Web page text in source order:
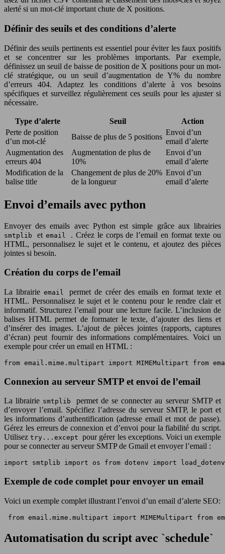
alerté si un mot-clé important chute de X positions.
Définir des seuils et des conditions d’alerte
Définir des seuils pertinents est essentiel pour éviter les faux positifs
et se concentrer sur les problèmes importants. Par exemple,
définissez un seuil de baisse de position de X positions pour un mot-
clé stratégique, ou un seuil d’augmentation de Y% du nombre
d’erreurs 404. Adaptez les conditions d’alerte à vos besoins
spécifiques et surveillez régulièrement ces seuils pour les ajuster si
nécessaire.
Type d’alerte Seuil
Action
Perte de position
d’un mot-clé
Baisse de plus de 5 positions
Envoi d’un
email d’alerte
Augmentation des
erreurs 404
Augmentation de plus de
10%
Envoi d’un
email d’alerte
Modification de la
balise title
Changement de plus de 20%
de la longueur
Envoi d’un
email d’alerte
Envoi d’emails avec python
Envoyer des emails avec Python est simple grâce aux librairies
smtplib et email . Créez le corps de l’email en format texte ou
HTML, personnalisez le sujet et le contenu, et ajoutez des pièces
jointes si besoin.
Création du corps de l’email
La librairie email permet de créer des emails en format texte et
HTML. Personnalisez le sujet et le contenu pour le rendre clair et
informatif. Structurez l’email pour une lecture facile. L’inclusion de
balises HTML permet de formater le texte, d’ajouter des liens et
d’insérer des images. L’ajout de pièces jointes (rapports, captures
d’écran) peut fournir des informations complémentaires. Voici un
exemple pour créer un email en HTML :
from email.mime.multipart import MIMEMultipart from
Connexion au serveur SMTP et envoi de l’email
La librairie smtplib permet de se connecter au serveur SMTP et
d’envoyer l’email. Spécifiez l’adresse du serveur SMTP, le port et
les informations d’authentification (adresse email et mot de passe).
Gérez les erreurs de connexion et d’envoi pour la fiabilité du script.
Utiliseztry...exceptpour gérer les exceptions. Voici un exemple
pour se connecter au serveur SMTP de Gmail et envoyer l’email :
import smtplib import os from dotenv import load_dotenv
Exemple de code complet pour envoyer un email
Voici un exemple complet illustrant l’envoi d’un email d’alerte SEO:
from email.mime.multipart import MIMEMultipart from
Automatisation du script avec `schedule`